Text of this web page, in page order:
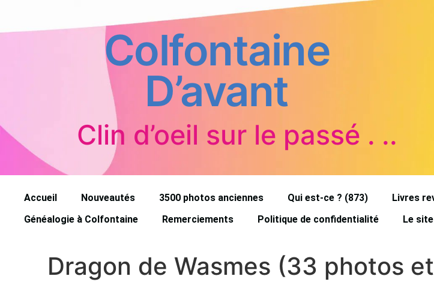
Colfontaine
D’avant
Clin d’oeil sur le passé . ..
Accueil Nouveautés 3500 photos anciennes Qui est-ce ? (873)
Livres
Généalogie à Colfontaine
Remerciements Politique de confidentialité Le
Dragon de Wasmes (33 photos